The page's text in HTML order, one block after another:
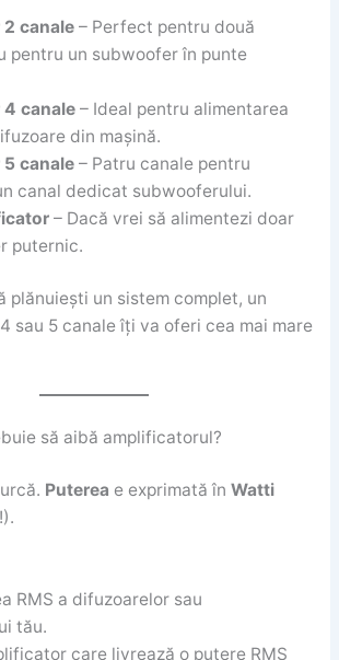
canale– Perfect pentru două
pentru un subwoofer în punte
canale– Ideal pentru alimentarea
din mașină.
canale– Patru canale pentru
canal dedicat subwooferului.
– Dacă vrei să alimentezi doar
puternic.
plănuiești un sistem complet, un
sau 5 canale îți va oferi cea mai mare
să aibă amplificatorul?
Puterea e exprimată în Watti
RMS a difuzoarelor sau
tău.
care livrează o putere RMS